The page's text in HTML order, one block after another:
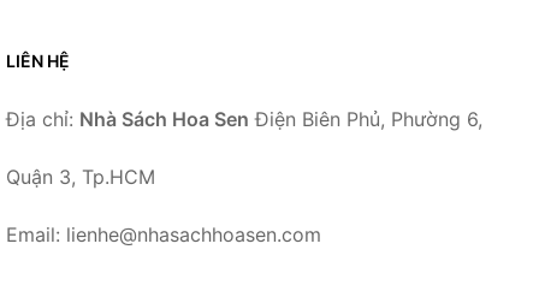
LIÊN HỆ
Địa chỉ: Nhà Sách Hoa Sen Điện Biên Phủ, Phường 6,
Quận 3, Tp.HCM
Email: lienhe@nhasachhoasen.com